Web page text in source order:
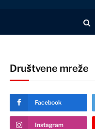
Društvene mreže
Facebook
Instagram